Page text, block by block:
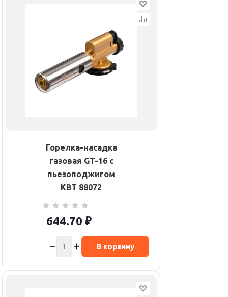
Горелка-насадка
газовая GT-16 с
пьезоподжигом
КВТ 88072
644.70 ₽
В корзину